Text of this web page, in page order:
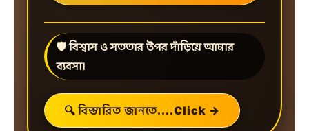
🛡️ বিশ্বাস ও সততার উপর দাঁড়িয়ে আমার
ব্যবসা।
🔍 বিস্তারিত জানতে....Click →